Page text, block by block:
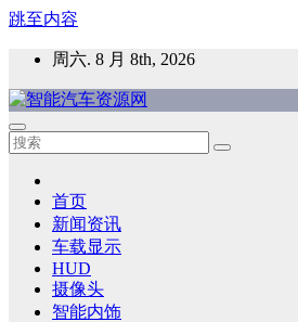
跳至内容
周六. 8 月 8th, 2026
智能汽车资源网
智能表面，智能内饰，新能源汽车，
首页
新闻资讯
车载显示
HUD
摄像头
智能内饰